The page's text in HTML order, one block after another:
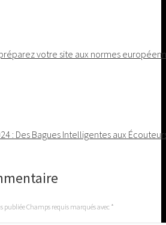
votre site aux normes
: Des Bagues Intelligentes aux
publiée Champs requis marqués avec *